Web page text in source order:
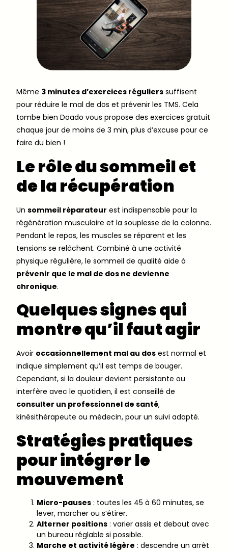
Même 3 minutes d’exercices réguliers suffisent
pour réduire le mal de dos et prévenir les TMS. Cela
tombe bien Doado vous propose des exercices gratuit
chaque jour de moins de 3 min, plus d’excuse pour ce
faire du bien !
Le rôle du sommeil et
de la récupération
Un sommeil réparateur est indispensable pour la
régénération musculaire et la souplesse de la colonne.
Pendant le repos, les muscles se réparent et les
tensions se relâchent. Combiné à une activité
physique régulière, le sommeil de qualité aide à
prévenir que le mal de dos ne devienne
chronique.
Quelques signes qui
montre qu’il faut agir
Avoir occasionnellement mal au dos est normal et
indique simplement qu’il est temps de bouger.
Cependant, si la douleur devient persistante ou
interfère avec le quotidien, il est conseillé de
consulter un professionnel de santé,
kinésithérapeute ou médecin, pour un suivi adapté.
Stratégies pratiques
pour intégrer le
mouvement
Micro-pauses : toutes les 45 à 60 minutes, se
lever, marcher ou s’étirer.
Alterner positions : varier assis et debout avec
un bureau réglable si possible.
Marche et activité légère : descendre un arrêt